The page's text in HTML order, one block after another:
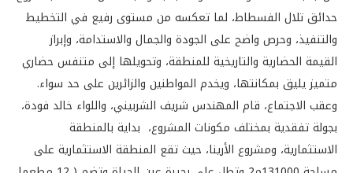
حدائق تلال الفسطاط، لما تعكسه من مستوى رفيع في التخطيط
والتنفيذ، وحرص واضح على الجودة والجمال والاستدامة، وإبراز
القيمة الحضارية والتاريخية للمنطقة، وتحويلها إلى متنفس حضاري
متميز يليق بمكانتها، ويخدم المواطنين والزائرين على حد سواء.
وعقب الاجتماع، قام المهندس شريف الشربيني، واللواء خالد فودة،
بجولة تفقدية بمختلف مكونات المشروع، بداية بالمنطقة
الاستثمارية، ومشروع الأرينا، حيث تقع المنطقة الاستثمارية على